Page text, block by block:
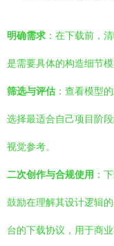
明确需求 ：在下载前，
是需要具体的构造细节模
筛选与评估 ：查看模型
选择最适合自己项目阶
视觉参考。
二次创作与合规使用 ：
鼓励在理解其设计逻辑
台的下载协议，用于商